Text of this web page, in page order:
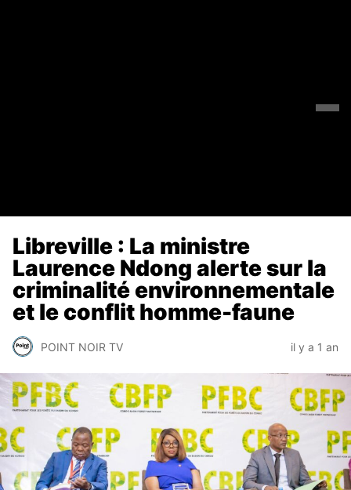
Libreville : La ministre
Laurence Ndong alerte sur la
criminalité environnementale
et le conflit homme-faune
POINT NOIR TV il y a 1 an